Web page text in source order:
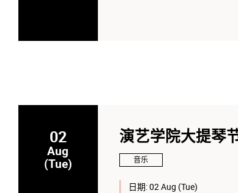
02
Aug
(Tue)
演艺学院大提琴
音乐
日期:02 Aug (Tue)